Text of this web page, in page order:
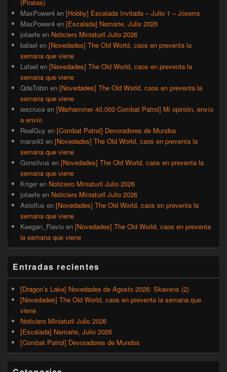
(Piratas)
MaxPower4 en [Hobby] Escalada Invitada – Julio 1 – Joserra
MaxPower4 en [Escalada] Namarie, Julio 2026
jotaefe en Noticiero Miniaturil Julio 2026
balael en [Novedades] The Old World, caos en preventa la
semana que viene
Lafael en [Novedades] The Old World, caos en preventa la
semana que viene
QdeTobin en [Novedades] The Old World, caos en preventa la
semana que viene
iescruce en [Warhammer 40.000 Combat Patrol] Mi opinión, envío
a envío
RealGuy en [Combat Patrol] Devoradores de Mundos
mans93 en [Novedades] The Old World, caos en preventa la
semana que viene
Gonsilvus en [Novedades] The Old World, caos en preventa la
semana que viene
Kriger en Noticiero Miniaturil Julio 2026
jotaefe en Noticiero Miniaturil Julio 2026
Astolfus en [Novedades] The Old World, caos en preventa la
semana que viene
Keegan_Flavio en [Novedades] The Old World, caos en preventa
la semana que viene
Entradas recientes
[Dragon’s Lake] Novedades de Agosto 2026: Skavens (2)
[Novedades] The Old World, caos en preventa la semana que
viene
Noticiero Miniaturil Julio 2026
[Escalada] Namarie, Julio 2026
[Combat Patrol] Devoradores de Mundos